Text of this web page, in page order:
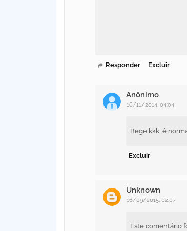
Responder Excluir
Anônimo
16/11/2014, 04:04
Bege kkk, é
Excluir
Unknown
16/09/2015, 02:07
Este comentário